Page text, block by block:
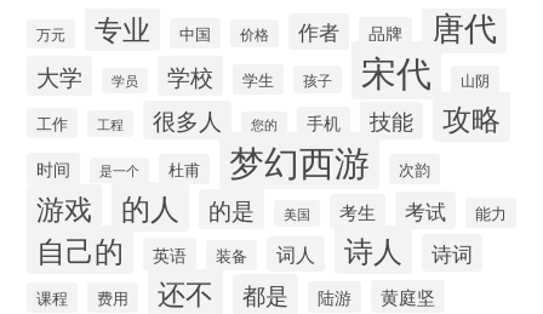
万元 专业 中国 价格 作者 品牌 唐代
大学 学员 学校 学生 孩子 宋代 山阴
工作 工程 很多人 您的 手机 技能 攻略
时间 是一个 杜甫 梦幻西游 次韵
游戏 的人 的是 美国 考生 考试 能力
自己的 英语 装备 词人 诗人 诗词
课程 费用 还不 都是 陆游 黄庭坚